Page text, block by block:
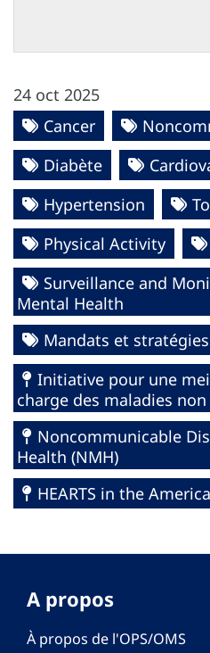
24 oct 2025
Cancer
Diabète
Hypertension
Physical Activity
Surveillance and
Mental Health
Mandats et stratégies
Initiative pour une
charge des maladies
Noncommunicable
Health (NMH)
HEARTS in the
A propos
À propos de l'OPS/OMS